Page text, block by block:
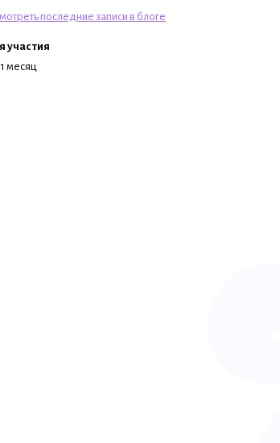
последние записи в блоге
участия
1 месяц